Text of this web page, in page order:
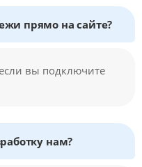
прямо на сайте?
вы подключите
нам?